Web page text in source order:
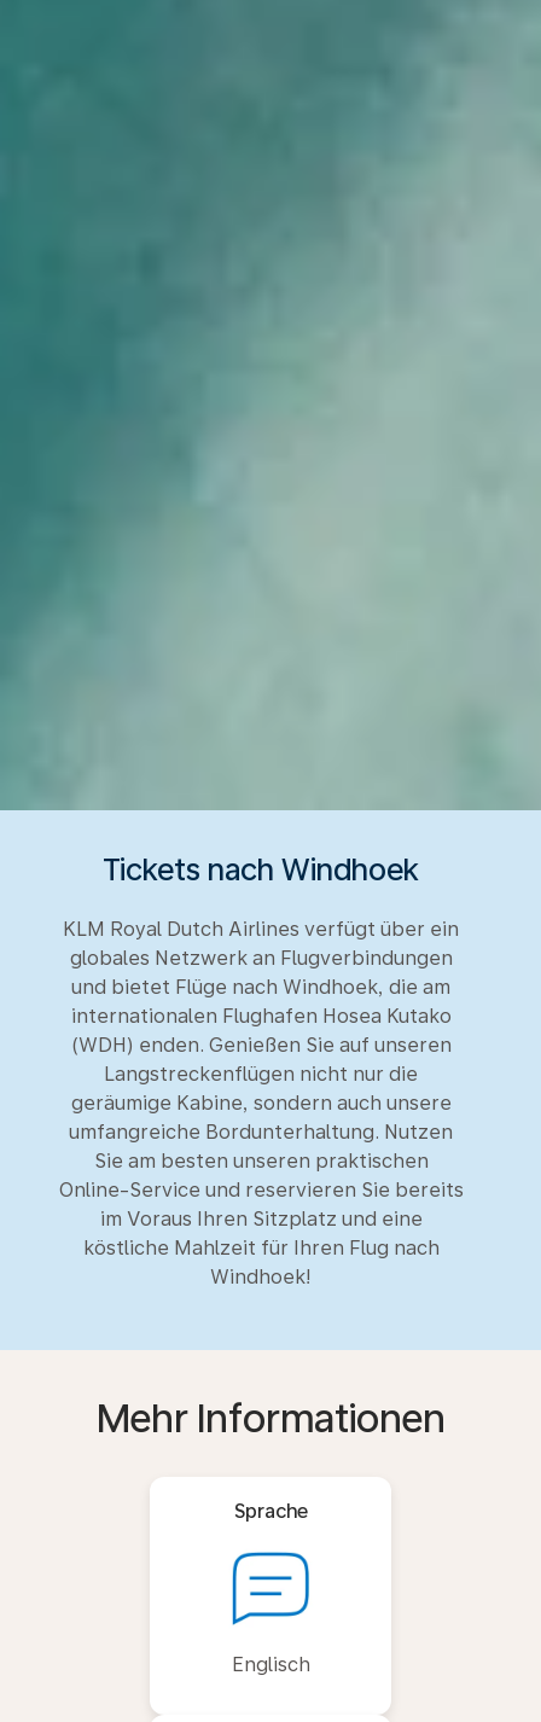
Tickets nach Windhoek
KLM Royal Dutch Airlines verfügt über ein
globales Netzwerk an Flugverbindungen
und bietet Flüge nach Windhoek, die am
internationalen Flughafen Hosea Kutako
(WDH) enden. Genießen Sie auf unseren
Langstreckenflügen nicht nur die
geräumige Kabine, sondern auch unsere
umfangreiche Bordunterhaltung. Nutzen
Sie am besten unseren praktischen
Online-Service und reservieren Sie bereits
im Voraus Ihren Sitzplatz und eine
köstliche Mahlzeit für Ihren Flug nach
Windhoek!
Mehr Informationen
Sprache
Englisch